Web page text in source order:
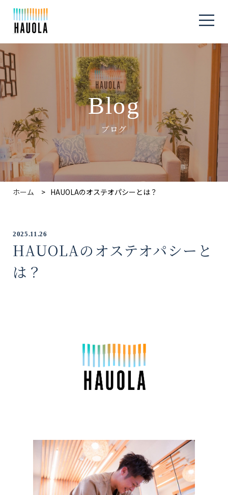
Blog
ブログ
ホーム HAUOLAのオステオパシーとは？
2025.11.26
HAUOLAのオステオパシーと
は？